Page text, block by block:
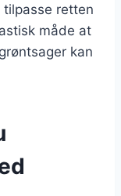
retten
måde at
kan